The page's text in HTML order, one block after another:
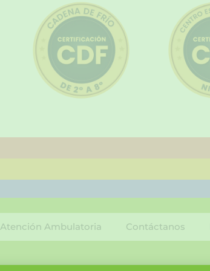
Atención Ambulatoria Contáctanos
F I L